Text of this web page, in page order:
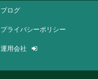
ブログ
プライバシーポリシー
運用会社